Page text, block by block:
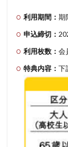
利用期間： 期
申込締切：
利用枚数： 会
特典内容： 下